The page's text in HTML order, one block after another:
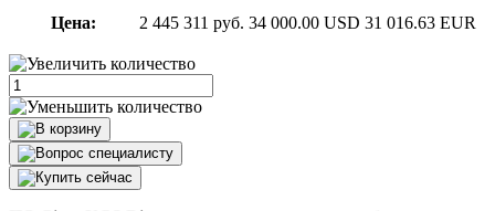
Цена: 2 445 311 руб. 34 000.00 USD 31 016.63 EUR